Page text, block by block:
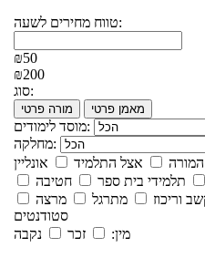
טווח מחירים לשעה:
₪50
₪200
סוג:
מורה פרטי מאמן פרטי
מוסד לימודים:
מחלקה:
אצל התלמיד
אונליין
תלמידי בית ספר
חטיבה
וריכוז מתרגל
מרצה
סטודנטים
מין:
זכר נקבה